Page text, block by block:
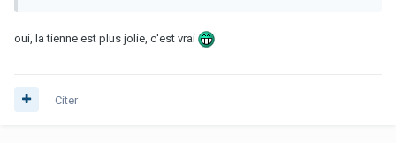
oui, la tienne est plus jolie, c'est vrai
Citer